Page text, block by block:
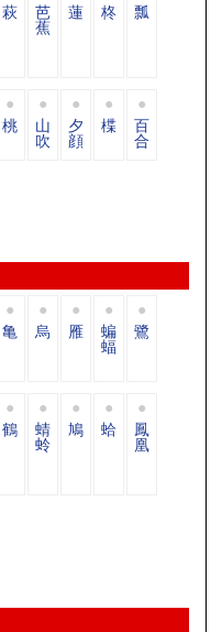
萩 芭
蕉
蓮 柊 瓢
桃 山
吹
夕
顔
楪 百
合
亀 烏 雁 蝙
蝠
鷺
鶴 蜻
蛉
鳩 蛤 鳳
凰